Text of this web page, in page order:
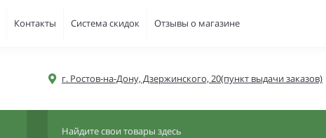
Контакты Система скидок Отзывы о магазине
г. Ростов-на-Дону, Дзержинского, 20(пункт выдачи заказов)